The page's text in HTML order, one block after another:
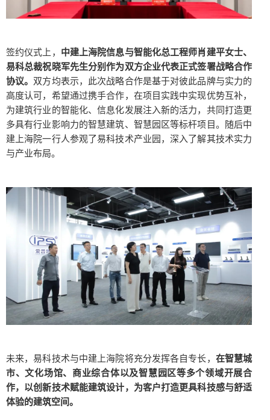
签约仪式上， 中建上海院信息与智能化总工程师肖建平女士、
易科总裁祝晓军先生分别作为双方企业代表正式签署战略合作
协议。 双方均表示，此次战略合作是基于对彼此品牌与实力的
高度认可，希望通过携手合作，在项目实践中实现优势互补，
为建筑行业的智能化、信息化发展注入新的活力，共同打造更
多具有行业影响力的智慧建筑、智慧园区等标杆项目。随后中
建上海院一行人参观了易科技术产业园，深入了解其技术实力
与产业布局。
未来，易科技术与中建上海院将充分发挥各自专长， 在智慧城
市、文化场馆、商业综合体以及智慧园区等多个领域开展合
作，以创新技术赋能建筑设计，为客户打造更具科技感与舒适
体验的建筑空间。